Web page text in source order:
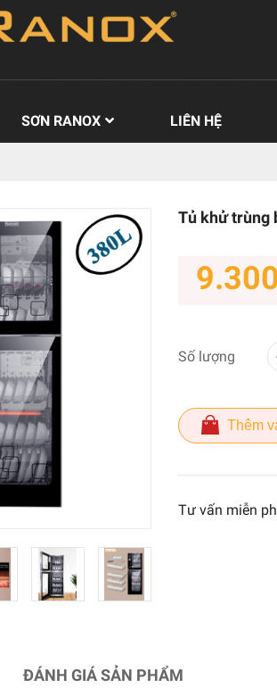
SƠN RANOX LIÊN HỆ
Tủ khử trùng
Số lượng
Thêm
Tư vấn miễn
ĐÁNH GIÁ SẢN PHẨM